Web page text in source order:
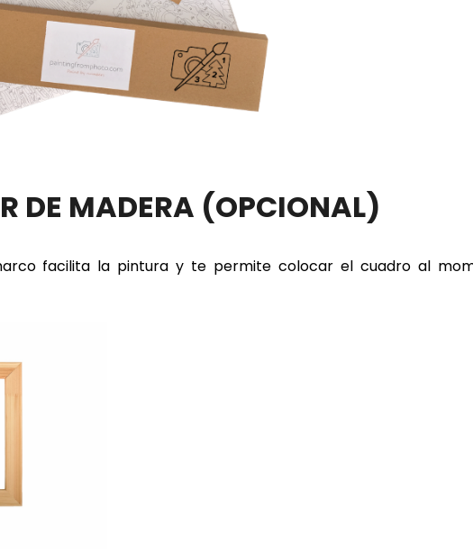
DE MADERA (OPCIONAL)
facilita la pintura y te permite colocar el cuadro al